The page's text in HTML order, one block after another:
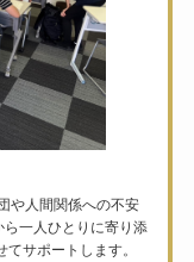
や人間関係への不安
一人ひとりに寄り添
サポートします。